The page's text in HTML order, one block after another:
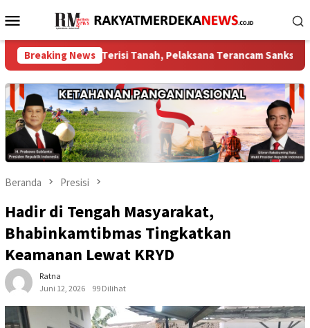
ke
Menu
Mobile
Breaking News
Terisi Tanah, Pelaksana Terancam Sanksi Berat Hingga
Beranda Presisi
Hadir di Tengah Masyarakat,
Bhabinkamtibmas Tingkatkan
Keamanan Lewat KRYD
Ratna
Juni 12, 2026
99 Dilihat